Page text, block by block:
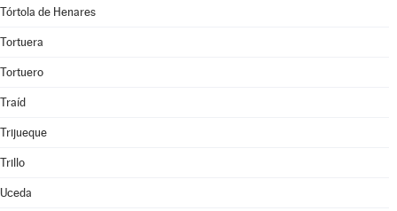
Tórtola de Henares
Tortuera
Tortuero
Traíd
Trijueque
Trillo
Uceda